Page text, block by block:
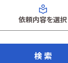
依頼内容を選択
検 索